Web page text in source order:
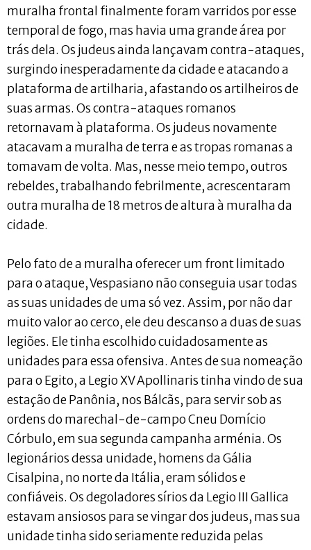
muralha frontal finalmente foram varridos por esse
temporal de fogo, mas havia uma grande área por
trás dela. Os judeus ainda lançavam contra-ataques,
surgindo inesperadamente da cidade e atacando a
plataforma de artilharia, afastando os artilheiros de
suas armas. Os contra-ataques romanos
retornavam à plataforma. Os judeus novamente
atacavam a muralha de terra e as tropas romanas a
tomavam de volta. Mas, nesse meio tempo, outros
rebeldes, trabalhando febrilmente, acrescentaram
outra muralha de 18 metros de altura à muralha da
cidade.
Pelo fato de a muralha oferecer um front limitado
para o ataque, Vespasiano não conseguia usar todas
as suas unidades de uma só vez. Assim, por não dar
muito valor ao cerco, ele deu descanso a duas de suas
legiões. Ele tinha escolhido cuidadosamente as
unidades para essa ofensiva. Antes de sua nomeação
para o Egito, a Legio XV Apollinaris tinha vindo de sua
estação de Panônia, nos Bálcãs, para servir sob as
ordens do marechal-de-campo Cneu Domício
Córbulo, em sua segunda campanha arménia. Os
legionários dessa unidade, homens da Gália
Cisalpina, no norte da Itália, eram sólidos e
confiáveis. Os degoladores sírios da Legio III Gallica
estavam ansiosos para se vingar dos judeus, mas sua
unidade tinha sido seriamente reduzida pelas